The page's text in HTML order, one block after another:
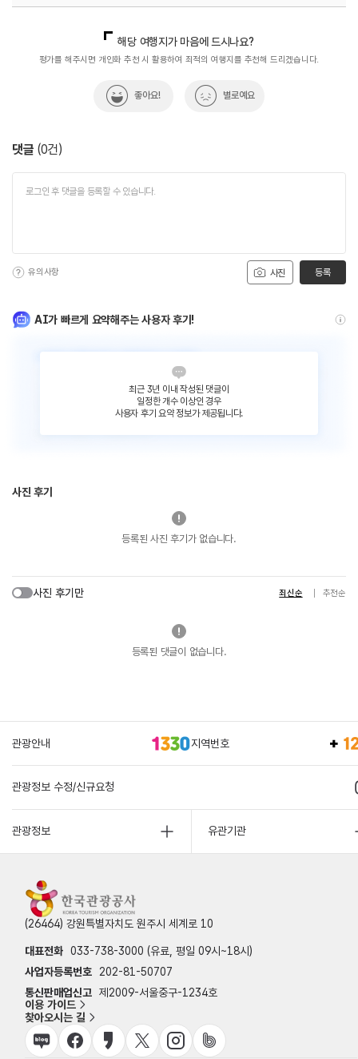
해당 여행지가 마음에 드시나요?
평가를 해주시면 개인화 추천 시 활용하여 최적의 여행지를 추천해 드리겠습니다.
좋아요! 별로예요
댓글 (0건)
사진
유의사항 등록
AI가 빠르게 요약해주는 사용자 후기!
최근 3년 이내 작성된 댓글이
일정한 개수 이상인 경우
사용자 후기 요약 정보가 제공됩니다.
사진 후기
등록된 사진 후기가 없습니다.
사진 후기만 최신순 추천순
등록된 댓글이 없습니다.
관광안내 지역번호
관광정보 수정/신규요청
관광정보 유관기관
(26464) 강원특별자치도 원주시 세계로 10
대표전화 033-738-3000 (유료, 평일 09시~18시)
사업자등록번호
202-81-50707
통신판매업신고 제2009-서울중구-1234호
이용 가이드
찾아오시는 길